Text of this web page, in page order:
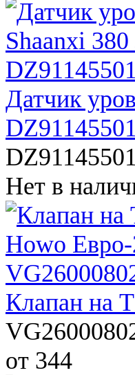
Датчик
Нет в
Клапан на
от 344